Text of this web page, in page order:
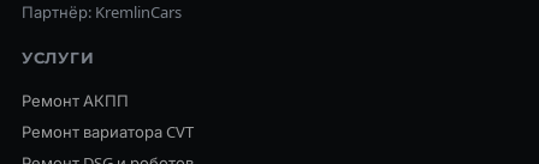
Партнёр: KremlinCars
УСЛУГИ
Ремонт АКПП
Ремонт вариатора CVT